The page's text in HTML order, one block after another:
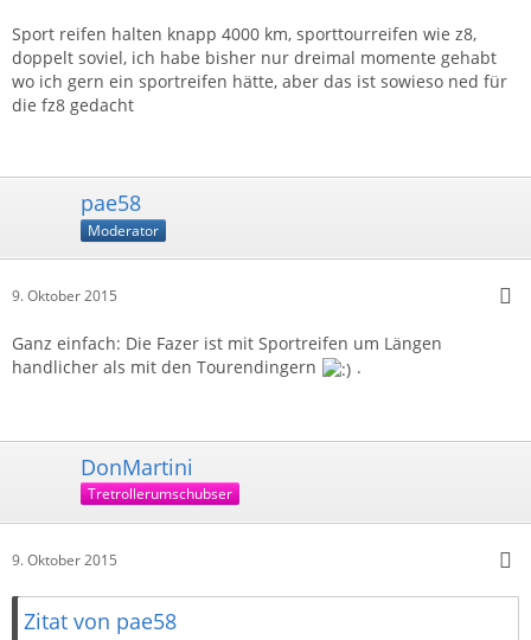
Sport reifen halten knapp 4000 km, sporttourreifen wie z8,
doppelt soviel, ich habe bisher nur dreimal momente gehabt
wo ich gern ein sportreifen hätte, aber das ist sowieso ned für
die fz8 gedacht
pae58
Moderator
9. Oktober 2015
Ganz einfach: Die Fazer ist mit Sportreifen um Längen
handlicher als mit den Tourendingern
.
DonMartini
Tretrollerumschubser
9. Oktober 2015
Zitat von pae58